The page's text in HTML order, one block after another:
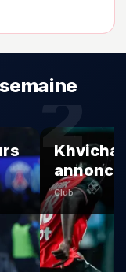
2
Khvicha
Club